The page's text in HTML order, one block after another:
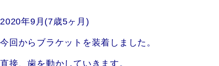
2020年9月(7歳5ヶ月)
今回からブラケットを装着しました。
直接、歯を動かしていきます。